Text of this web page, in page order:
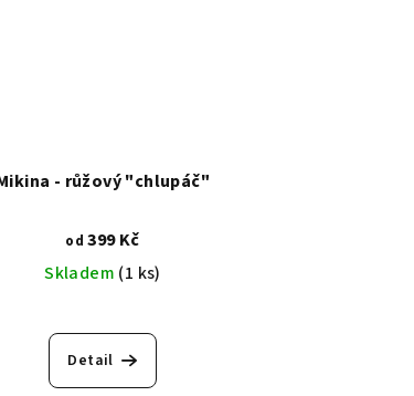
- růžový "chlupáč"
od 399 Kč
Skladem (1 ks)
Detail